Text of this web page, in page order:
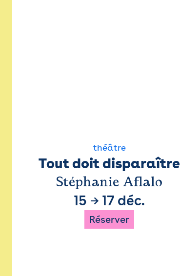
théâtre
Tout doit disparaître
Stéphanie Aflalo
15 → 17 déc.
Réserver